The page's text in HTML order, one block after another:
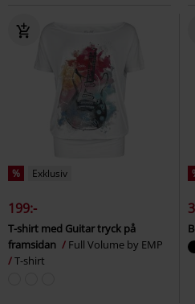
% Exklusiv
199:-
T-shirt med Guitar tryck på
framsidan
Full Volume by EMP
T-shirt